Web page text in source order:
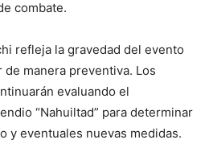
combate.
refleja la gravedad del evento
manera preventiva. Los
evaluando el
“Nahuiltad” para determinar
y eventuales nuevas medidas.